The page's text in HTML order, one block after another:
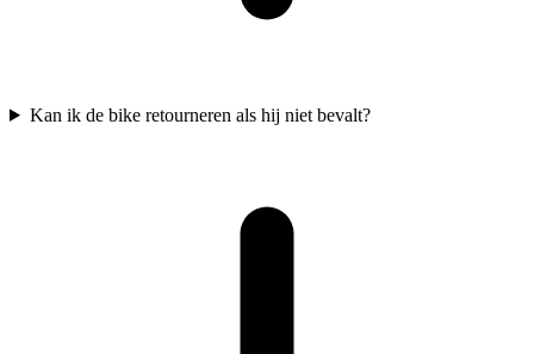
Kan ik de bike retourneren als hij niet bevalt?